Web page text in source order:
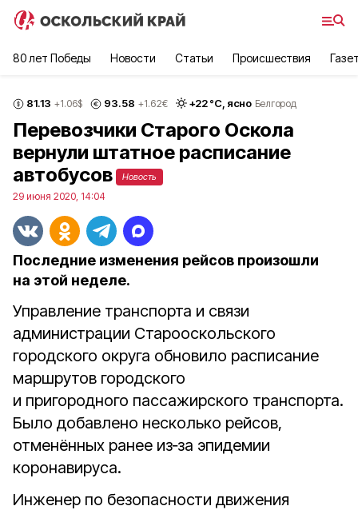
80 лет Победы Новости Статьи Происшествия
81.13 +1.06$ 93.58 +1.62€ +22°С, ясно Белгород
Перевозчики Старого Оскола
вернули штатное расписание
автобусов
Новость
29 июня 2020, 14:04
Последние изменения рейсов произошли
на этой неделе.
Управление транспорта и связи
администрации Старооскольского
городского округа обновило расписание
маршрутов городского
и пригородного пассажирского транспорта.
Было добавлено несколько рейсов,
отменённых ранее из‑за эпидемии
коронавируса.
Инженер по безопасности движения